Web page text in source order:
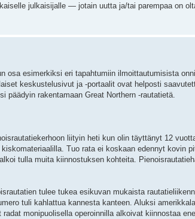
julkaisijalle — jotain uutta ja/tai parempaa on
osa esimerkiksi eri tapahtumiin ilmoittautumisista
keskustelusivut ja -portaalit ovat helposti
päädyin rakentamaan Great Northern -rautatietä.
liityin heti kun olin täyttänyt 12
Tuo rata ei koskaan edennyt kovin
tulla muita kiinnostuksen kohteita.
tulee tukea esikuvan mukaista
tuli kahlattua kannesta kanteen. Aluksi
monipuolisella operoinnilla alkoivat kiinnostaa